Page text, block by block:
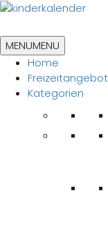
MENUMENU
Home
Kategorien